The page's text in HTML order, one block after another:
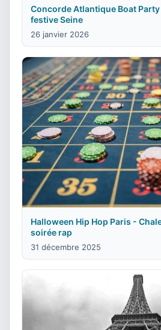
Concorde Atlantique Boat
festive Seine
26 janvier 2026
Halloween Hip Hop Paris -
soirée rap
31 décembre 2025